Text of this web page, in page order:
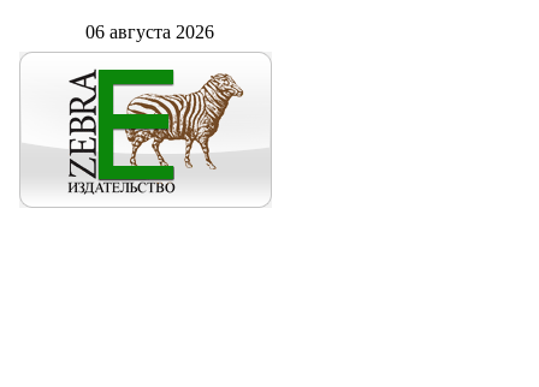
06 августа 2026